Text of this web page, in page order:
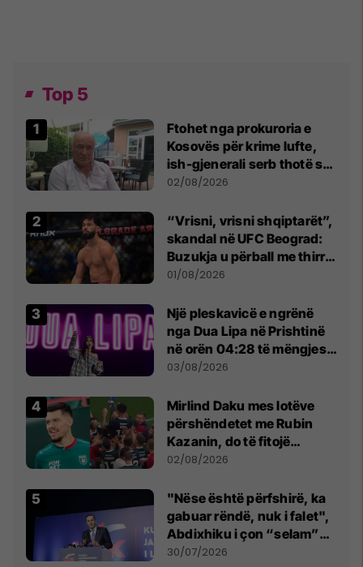
Top 5
Ftohet nga prokuroria e
Kosovës për krime lufte,
ish-gjenerali serb thotë se
dikush e tradhtoi në
02/08/2026
“Vrisni, vrisni shqiptarët”,
skandal në UFC Beograd:
Buzukja u përball me thirrje
anti-shqiptare nga
01/08/2026
Një pleskavicë e ngrënë
nga Dua Lipa në Prishtinë
në orën 04:28 të mëngjesit
- dhe bota digjitale serbe
03/08/2026
Mirlind Daku mes lotëve
përshëndetet me Rubin
Kazanin, do të fitojë
miliona te Spartak Moska
02/08/2026
"Nëse është përfshirë, ka
gabuar rëndë, nuk i falet",
Abdixhiku i çon “selam”
Përparim Ramës
30/07/2026